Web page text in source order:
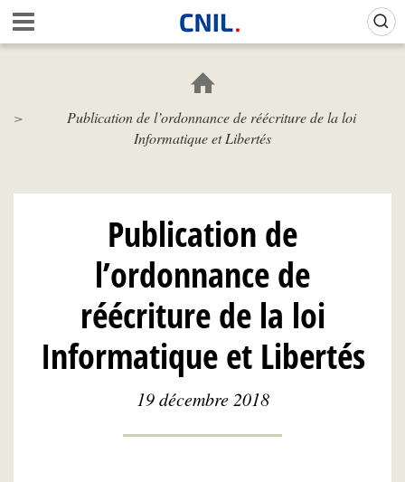
Aller
au
contenu
c
i
l
N
L
Publication de l’ordonnance de réécriture de la loi
Informatique et Libertés
Publication de
l’ordonnance de
réécriture de la loi
Informatique et Libertés
19 décembre 2018
Gestion de vos préférences sur les cookies (témoins de connexion)